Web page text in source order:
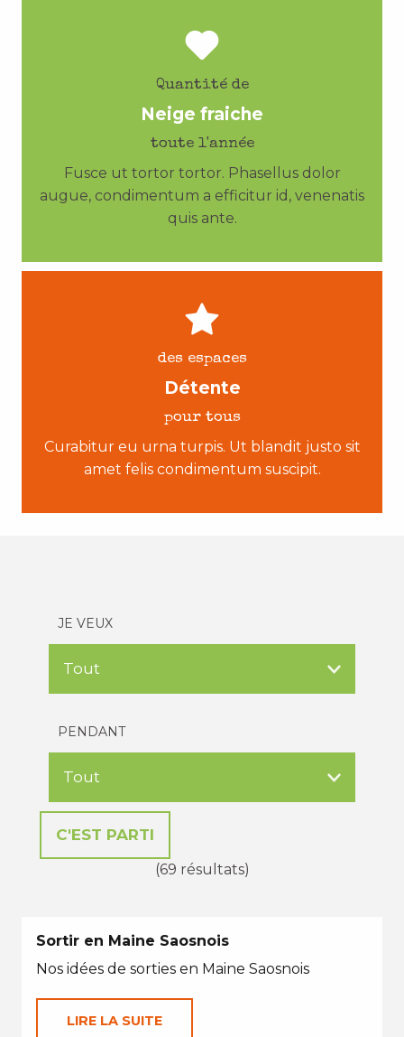
Quantité de
Neige fraiche
toute l'année
Fusce ut tortor tortor. Phasellus dolor
augue, condimentum a efficitur id, venenatis
quis ante.
des espaces
Détente
pour tous
Curabitur eu urna turpis. Ut blandit justo sit
amet felis condimentum suscipit.
JE VEUX
PENDANT
(69 résultats)
Sortir en Maine Saosnois
Nos idées de sorties en Maine Saosnois
LIRE LA SUITE